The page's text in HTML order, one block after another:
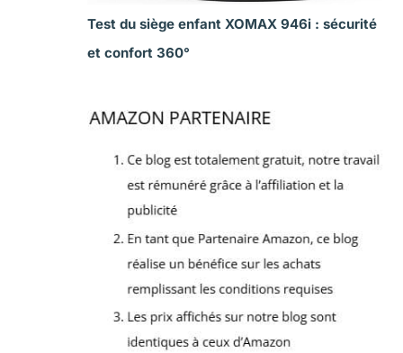
Test du siège enfant XOMAX 946i : sécurité
et confort 360°